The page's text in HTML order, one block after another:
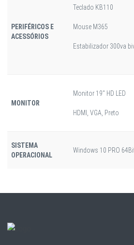
PERIFÉRICOS E
ACESSÓRIOS
Teclado KB110
Mouse M365
Estabilizador 300va
MONITOR
Monitor 19" HD LED
HDMI, VGA, Preto
SISTEMA
OPERACIONAL
Windows 10 PRO